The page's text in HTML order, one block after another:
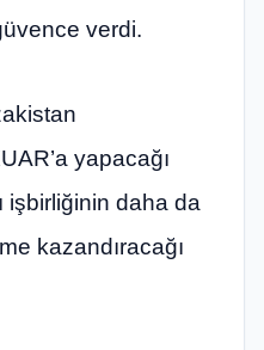
verdi.
yapacağı
işbirliğinin daha da
kazandıracağı